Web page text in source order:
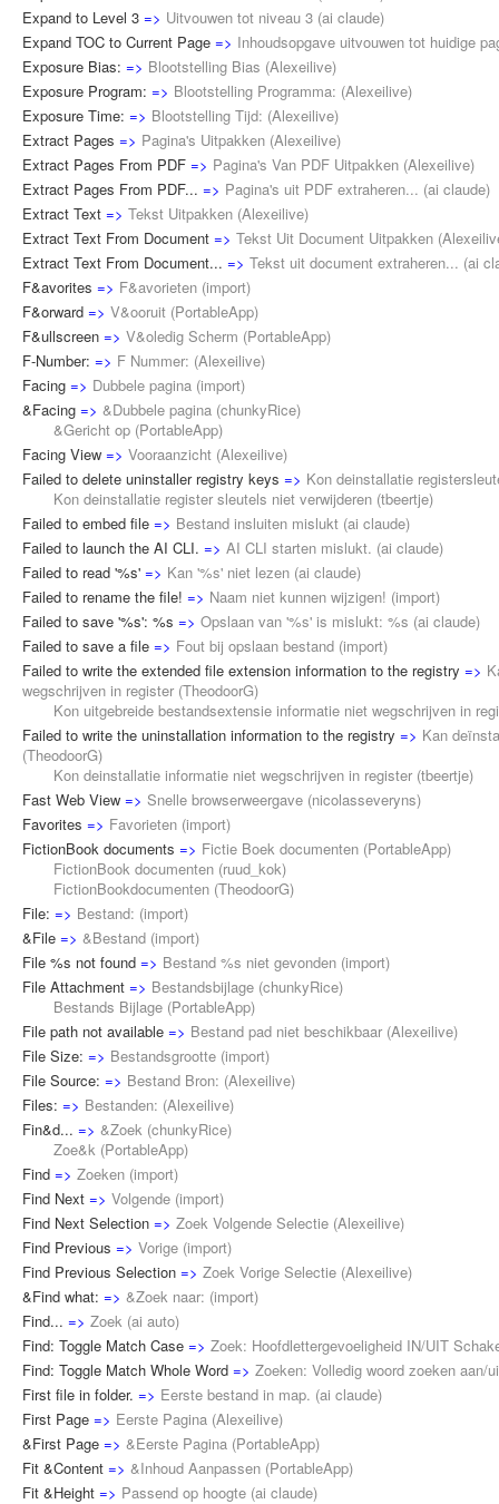
Expand to Level 3 => Uitvouwen tot niveau 3 (ai claude)
Expand TOC to Current Page => Inhoudsopgave uitvouwen tot huidige
Exposure Bias: => Blootstelling Bias (Alexeilive)
Exposure Program: => Blootstelling Programma: (Alexeilive)
Exposure Time: => Blootstelling Tijd: (Alexeilive)
Extract Pages => Pagina's Uitpakken (Alexeilive)
Extract Pages From PDF => Pagina's Van PDF Uitpakken (Alexeilive)
Extract Pages From PDF... => Pagina's uit PDF extraheren... (ai claude)
Extract Text => Tekst Uitpakken (Alexeilive)
Extract Text From Document => Tekst Uit Document Uitpakken (
Extract Text From Document... => Tekst uit document extraheren... (ai
F&avorites => F&avorieten (import)
F&orward => V&ooruit (PortableApp)
F&ullscreen => V&oledig Scherm (PortableApp)
F-Number: => F Nummer: (Alexeilive)
Facing => Dubbele pagina (import)
&Facing => &Dubbele pagina (chunkyRice)
&Gericht op (PortableApp)
Facing View => Vooraanzicht (Alexeilive)
Failed to delete uninstaller registry keys => Kon deinstallatie
Kon deinstallatie register sleutels niet verwijderen (tbeertje)
Failed to embed file => Bestand insluiten mislukt (ai claude)
Failed to launch the AI CLI. => AI CLI starten mislukt. (ai claude)
Failed to read '%s' => Kan '%s' niet lezen (ai claude)
Failed to rename the file! => Naam niet kunnen wijzigen! (import)
Failed to save '%s': %s => Opslaan van '%s' is mislukt: %s (ai claude)
Failed to save a file => Fout bij opslaan bestand (import)
Failed to write the extended file extension information to the registry =>
wegschrijven in register (TheodoorG)
Kon uitgebreide bestandsextensie informatie niet wegschrijven in
Failed to write the uninstallation information to the registry => Kan
(TheodoorG)
Kon deinstallatie informatie niet wegschrijven in register (tbeertje)
Fast Web View => Snelle browserweergave (nicolasseveryns)
Favorites => Favorieten (import)
FictionBook documents => Fictie Boek documenten (PortableApp)
FictionBook documenten (ruud_kok)
FictionBookdocumenten (TheodoorG)
File: => Bestand: (import)
&File => &Bestand (import)
File %s not found => Bestand %s niet gevonden (import)
File Attachment => Bestandsbijlage (chunkyRice)
Bestands Bijlage (PortableApp)
File path not available => Bestand pad niet beschikbaar (Alexeilive)
File Size: => Bestandsgrootte (import)
File Source: => Bestand Bron: (Alexeilive)
Files: => Bestanden: (Alexeilive)
Fin&d... => &Zoek (chunkyRice)
Zoe&k (PortableApp)
Find => Zoeken (import)
Find Next => Volgende (import)
Find Next Selection => Zoek Volgende Selectie (Alexeilive)
Find Previous => Vorige (import)
Find Previous Selection => Zoek Vorige Selectie (Alexeilive)
&Find what: => &Zoek naar: (import)
Find... => Zoek (ai auto)
Find: Toggle Match Case => Zoek: Hoofdlettergevoeligheid IN/UIT
Find: Toggle Match Whole Word => Zoeken: Volledig woord zoeken aan/
First file in folder. => Eerste bestand in map. (ai claude)
First Page => Eerste Pagina (Alexeilive)
&First Page => &Eerste Pagina (PortableApp)
Fit &Content => &Inhoud Aanpassen (PortableApp)
Fit &Height => Passend op hoogte (ai claude)